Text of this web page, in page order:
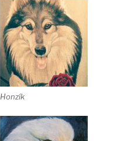
Honzík